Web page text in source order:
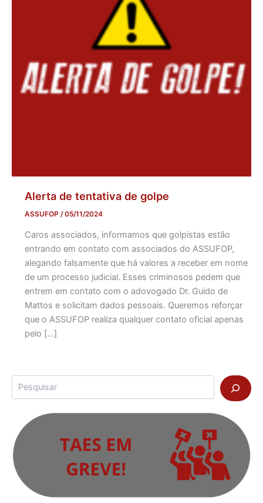
Alerta de tentativa de golpe
ASSUFOP /05/11/2024
Caros associados, informamos que golpistas estão
entrando em contato com associados do ASSUFOP,
alegando falsamente que há valores a receber em nome
de um processo judicial. Esses criminosos pedem que
entrem em contato com o adovogado Dr. Guido de
Mattos e solicitam dados pessoais. Queremos reforçar
que o ASSUFOP realiza qualquer contato oficial apenas
pelo […]
Pesquisar